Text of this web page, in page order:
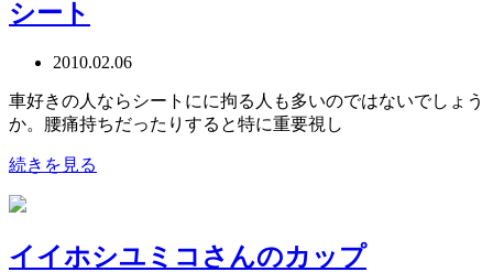
シート
2010.02.06
車好きの人ならシートにに拘る人も多いのではないでしょう
か。腰痛持ちだったりすると特に重要視し
続きを見る
イイホシユミコさんのカップ